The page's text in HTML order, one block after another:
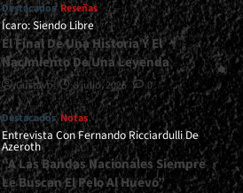
Destacados Reseñas
Ícaro: Siendo Libre
El Final De Una Historia Y El
Nacimiento De Una Leyenda
Gustavo 8 julio, 2026 0
Destacados Notas
Entrevista Con Fernando Ricciardulli De
Azeroth
“A Las Bandas Nacionales Siempre
Le Buscan El Pelo Al Huevo”